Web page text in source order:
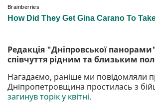
Редакція "Дніпровської
співчуття рідним та близьким
Нагадаємо, раніше ми повідомляли
Дніпропетровщина простилась з
загинув торік у квітні.